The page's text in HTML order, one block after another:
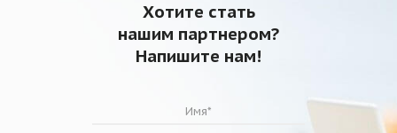
Хотите стать
нашим партнером?
Напишите нам!